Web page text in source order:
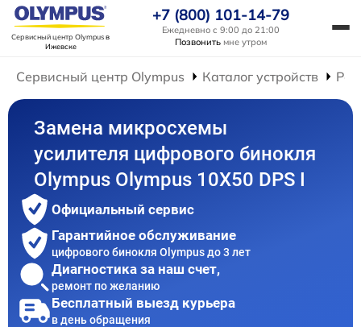
Сервисный центр Olympusв
Ижевске
+7 (800) 101-14-79
Ежедневно с 9:00 до 21:00
Позвонить мне утром
Сервисный центр Olympus Каталог устройств
Замена микросхемы
усилителя цифрового бинокля
Olympus Olympus 10X50 DPS I
Официальный сервис
Гарантийное обслуживание
цифрового бинокля Olympus до 3 лет
Диагностика за наш счет,
ремонт по желанию
Бесплатный выезд курьера
в день обращения